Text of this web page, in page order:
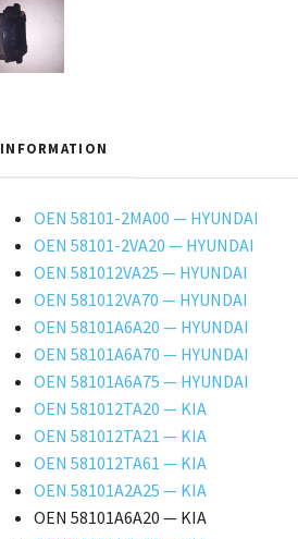
INFORMATION
OEN 58101-2MA00 — HYUNDAI
OEN 58101-2VA20 — HYUNDAI
OEN 581012VA25 — HYUNDAI
OEN 581012VA70 — HYUNDAI
OEN 58101A6A20 — HYUNDAI
OEN 58101A6A70 — HYUNDAI
OEN 58101A6A75 — HYUNDAI
OEN 581012TA20 — KIA
OEN 581012TA21 — KIA
OEN 581012TA61 — KIA
OEN 58101A2A25 — KIA
OEN 58101A6A20 — KIA